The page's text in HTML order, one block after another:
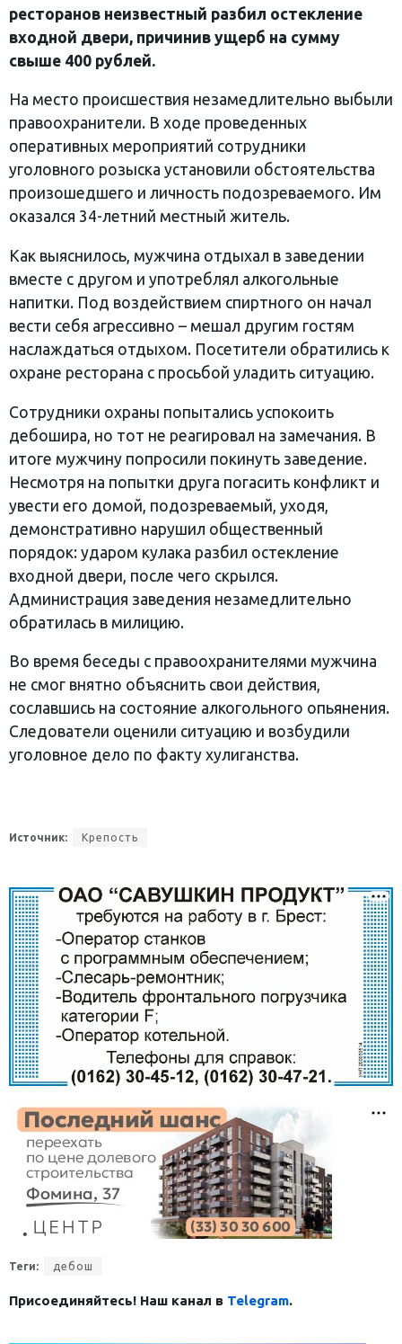
ресторанов неизвестный разбил остекление
входной двери, причинив ущерб на сумму
свыше 400 рублей.
На место происшествия незамедлительно выбыли
правоохранители. В ходе проведенных
оперативных мероприятий сотрудники
уголовного розыска установили обстоятельства
произошедшего и личность подозреваемого. Им
оказался 34-летний местный житель.
Как выяснилось, мужчина отдыхал в заведении
вместе с другом и употреблял алкогольные
напитки. Под воздействием спиртного он начал
вести себя агрессивно – мешал другим гостям
наслаждаться отдыхом. Посетители обратились к
охране ресторана с просьбой уладить ситуацию.
Сотрудники охраны попытались успокоить
дебошира, но тот не реагировал на замечания. В
итоге мужчину попросили покинуть заведение.
Несмотря на попытки друга погасить конфликт и
увести его домой, подозреваемый, уходя,
демонстративно нарушил общественный
порядок: ударом кулака разбил остекление
входной двери, после чего скрылся.
Администрация заведения незамедлительно
обратилась в милицию.
Во время беседы с правоохранителями мужчина
не смог внятно объяснить свои действия,
сославшись на состояние алкогольного опьянения.
Следователи оценили ситуацию и возбудили
уголовное дело по факту хулиганства.
Источник: Крепость
Теги: дебош
Присоединяйтесь! Наш канал в Telegram.